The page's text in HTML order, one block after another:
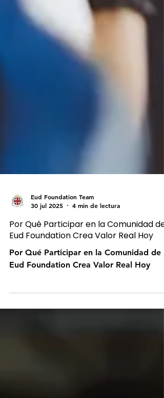
30 jul 2025
4 min de lectura
Eud Foundation Crea Valor Real Hoy
Por Qué Participar en la Comunidad de